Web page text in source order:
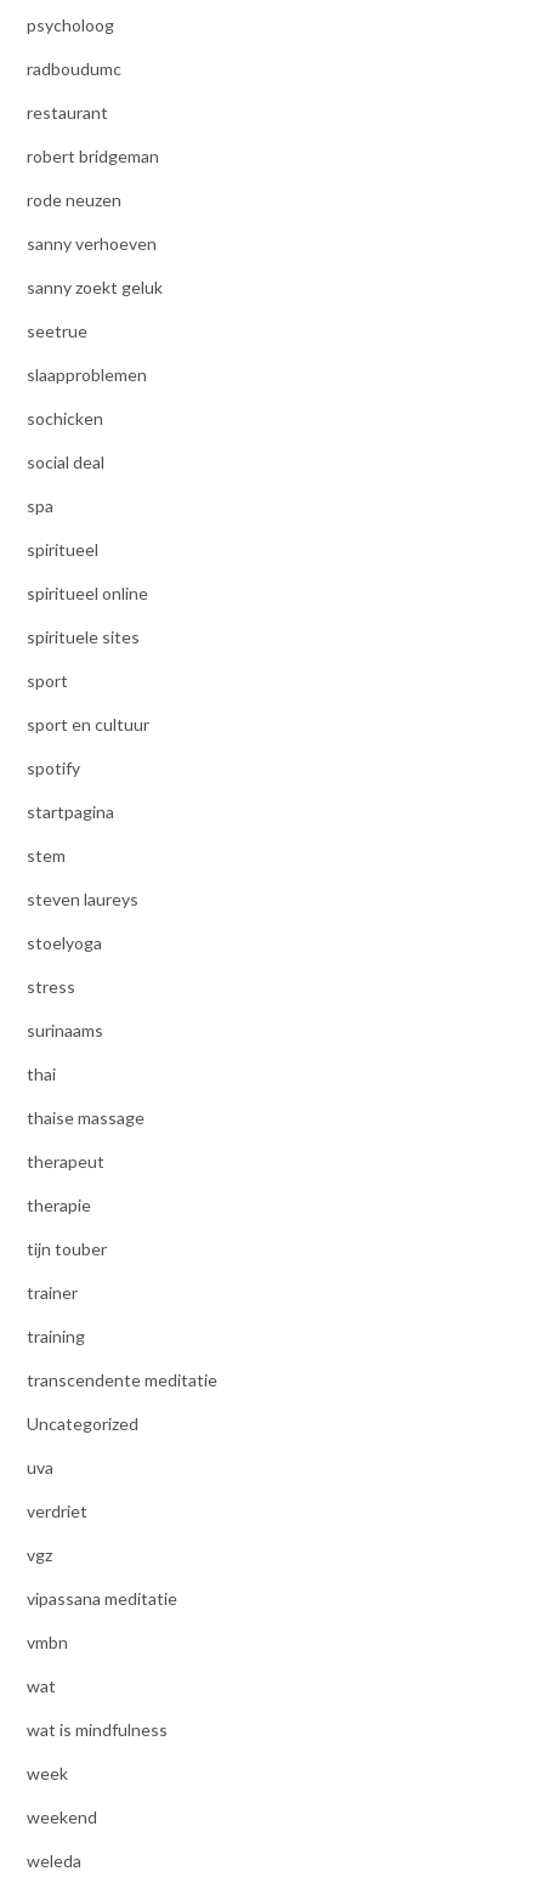
psycholoog
radboudumc
restaurant
robert bridgeman
rode neuzen
sanny verhoeven
sanny zoekt geluk
seetrue
slaapproblemen
sochicken
social deal
spa
spiritueel
spiritueel online
spirituele sites
sport
sport en cultuur
spotify
startpagina
stem
steven laureys
stoelyoga
stress
surinaams
thai
thaise massage
therapeut
therapie
tijn touber
trainer
training
transcendente meditatie
Uncategorized
uva
verdriet
vgz
vipassana meditatie
vmbn
wat
wat is mindfulness
week
weekend
weleda